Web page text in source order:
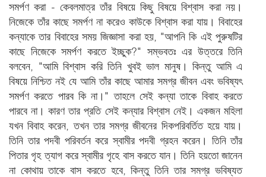
সমর্পণ করা - কেবলমাত্র তাঁর বিষয়ে কিছু বিষয়ে বিশ্বাস করা নয়।
নিজেকে তাঁর কাছে সমর্পণ না করেও কাউকে বিশ্বাস করা যায়। বিবাহের
কন্যাকে তার বিবাহের সময় জিজ্ঞাসা করা হয়, "আপনি কি এই পুরুষটির
কাছে নিজেকে সমর্পণ করতে ইচ্ছুক?" সম্ভবতঃ এর উত্তরে তিনি
বলবেন, "আমি বিশ্বাস করি তিনি খুবই ভাল মানুষ। কিন্তু আমি এ
বিষয়ে নিশ্চিত নই যে আমি তাঁর কাছে আমার সমগ্র জীবন এবং ভবিষ্যৎ
সমর্পণ করতে পারব কি না।" তাহলে সেই কন্যা তাকে বিবাহ করতে
পারবে না। কারণ তার প্রতি সেই কন্যার বিশ্বাস নেই। একজন মহিলা
যখন বিবাহ করেন, তখন তার সমগ্র জীবনের দিকপরিবর্তিত হয়ে যায়।
তিনি তার পদবী পরিবর্তন করে স্বামীর পদবী গ্রহন করেন। তিনি তাঁর
পিতার গৃহ ত্যাগ করে স্বামীর গৃহে বাস করতে যান। তিনি হয়তো জানেন
না কোথায় তাকে বাস করতে হবে, কিন্তু তিনি তার সমগ্র ভবিষ্যত